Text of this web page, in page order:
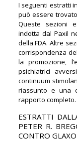
I seguenti estratti
può essere
Queste sezioni
indotta dal Paxil
della FDA. Altre
corrispondenza
la promozione,
psichiatrici
continuum
riassunto e una
rapporto completo.
ESTRATTI
PETER R.
CONTRO